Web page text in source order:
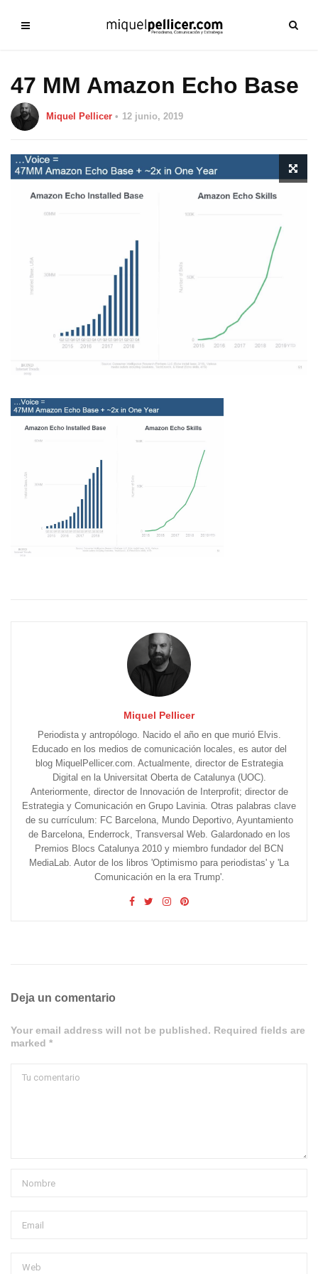
47 MM Amazon Echo Base
Miquel Pellicer 12 junio, 2019
Miquel Pellicer
Periodista y antropólogo. Nacido el año en que murió Elvis.
Educado en los medios de comunicación locales, es autor del
blog MiquelPellicer.com. Actualmente, director de Estrategia
Digital en la Universitat Oberta de Catalunya (UOC).
Anteriormente, director de Innovación de Interprofit; director de
Estrategia y Comunicación en Grupo Lavinia. Otras palabras clave
de su currículum: FC Barcelona, Mundo Deportivo, Ayuntamiento
de Barcelona, Enderrock, Transversal Web. Galardonado en los
Premios Blocs Catalunya 2010 y miembro fundador del BCN
MediaLab. Autor de los libros 'Optimismo para periodistas' y 'La
Comunicación en la era Trump'.
Deja un comentario
Your email address will not be published. Required fields are
marked *